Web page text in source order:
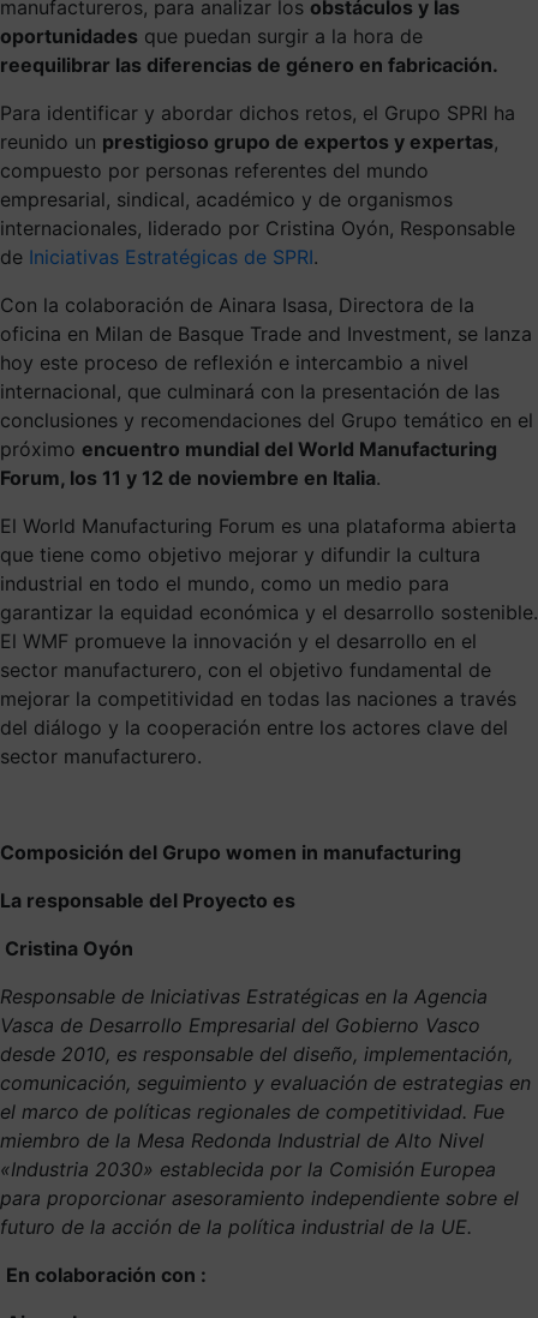
manufactureros, para analizar los obstáculos y las
oportunidades que puedan surgir a la hora de
reequilibrar las diferencias de género en fabricación.
Para identificar y abordar dichos retos, el Grupo SPRI ha
reunido un prestigioso grupo de expertos y expertas,
compuesto por personas referentes del mundo
empresarial, sindical, académico y de organismos
internacionales, liderado por Cristina Oyón, Responsable
de Iniciativas Estratégicas de SPRI.
Con la colaboración de Ainara Isasa, Directora de la
oficina en Milan de Basque Trade and Investment, se lanza
hoy este proceso de reflexión e intercambio a nivel
internacional, que culminará con la presentación de las
conclusiones y recomendaciones del Grupo temático en el
próximo encuentro mundial del World Manufacturing
Forum, los 11 y 12 de noviembre en Italia.
El World Manufacturing Forum es una plataforma abierta
que tiene como objetivo mejorar y difundir la cultura
industrial en todo el mundo, como un medio para
garantizar la equidad económica y el desarrollo sostenible.
El WMF promueve la innovación y el desarrollo en el
sector manufacturero, con el objetivo fundamental de
mejorar la competitividad en todas las naciones a través
del diálogo y la cooperación entre los actores clave del
sector manufacturero.
Composición del Grupo women in manufacturing
La responsable del Proyecto es
Cristina Oyón
Responsable de Iniciativas Estratégicas en la Agencia
Vasca de Desarrollo Empresarial del Gobierno Vasco
desde 2010, es responsable del diseño, implementación,
comunicación, seguimiento y evaluación de estrategias en
el marco de políticas regionales de competitividad. Fue
miembro de la Mesa Redonda Industrial de Alto Nivel
«Industria 2030» establecida por la Comisión Europea
para proporcionar asesoramiento independiente sobre el
futuro de la acción de la política industrial de la UE.
En colaboración con :